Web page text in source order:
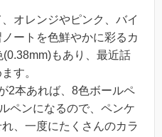
オレンジやピンク、バイ
ートを色鮮やかに彩るカ
もあり、最近話
す。
2本あれば、8色ボールペ
ペンになるので、ペンケ
、一度にたくさんのカラ